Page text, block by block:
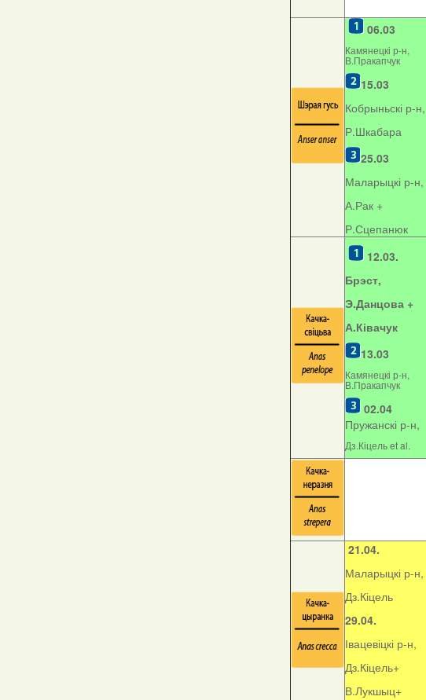
06.03
Камянецкі р-н,
В.Пракапчук
15.03
Кобрыньскі р-н,
Р.Шкабара
25.03
Маларыцкі р-н,
А.Рак +
Р.Сцепанюк
12.03.
Брэст,
Э.Данцова +
А.Ківачук
13.03
Камянецкі р-н,
В.Пракапчук
02.04
Пружанскі р-н,
Дз.Кіцель et al.
21.04.
Маларыцкі р-н,
Дз.Кіцель
29.04.
Івацевіцкі р-н,
Дз.Кіцель+
В.Лукшыц+